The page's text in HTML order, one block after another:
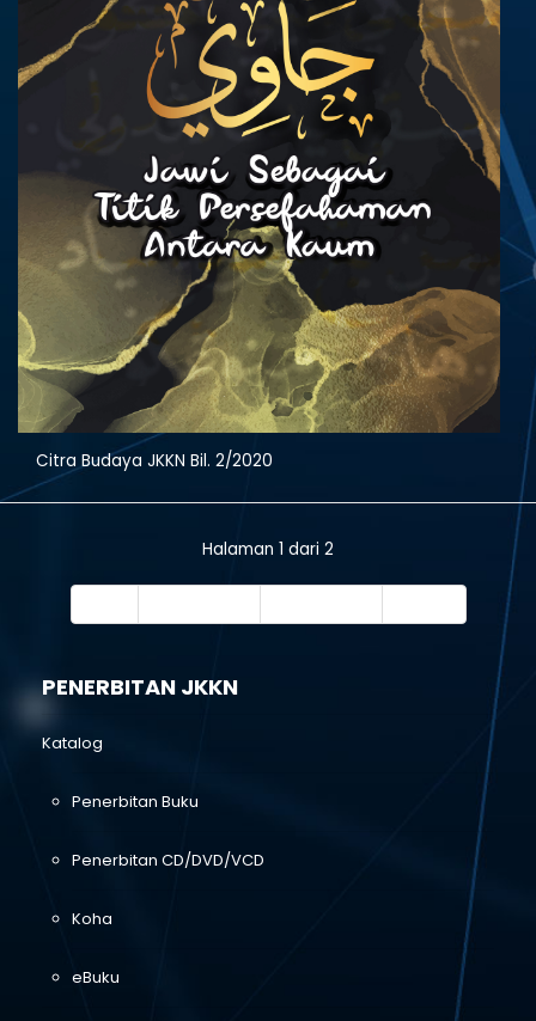
Citra Budaya JKKN Bil. 2/2020
Halaman 1 dari 2
PENERBITAN JKKN
Katalog
Penerbitan Buku
Penerbitan CD/DVD/VCD
Koha
eBuku